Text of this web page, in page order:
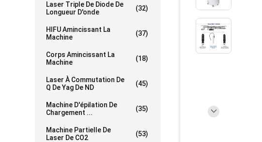
Laser Triple De Diode De
Longueur D'onde
(32)
HIFU Amincissant La
Machine
(37)
Corps Amincissant La
Machine
(18)
Laser À Commutation De
Q De Yag De ND
(45)
Machine D'épilation De
Chargement ...
(35)
Machine Partielle De
Laser De CO2
(53)